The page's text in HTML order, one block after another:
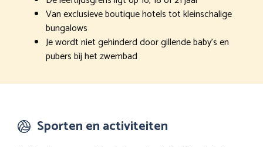
Van exclusieve boutique hotels tot kleinschalige
bungalows
Je wordt niet gehinderd door gillende baby’s en
pubers bij het zwembad
Sporten en activiteiten